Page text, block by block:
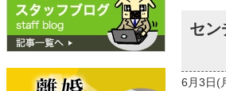
セン
6月3日(